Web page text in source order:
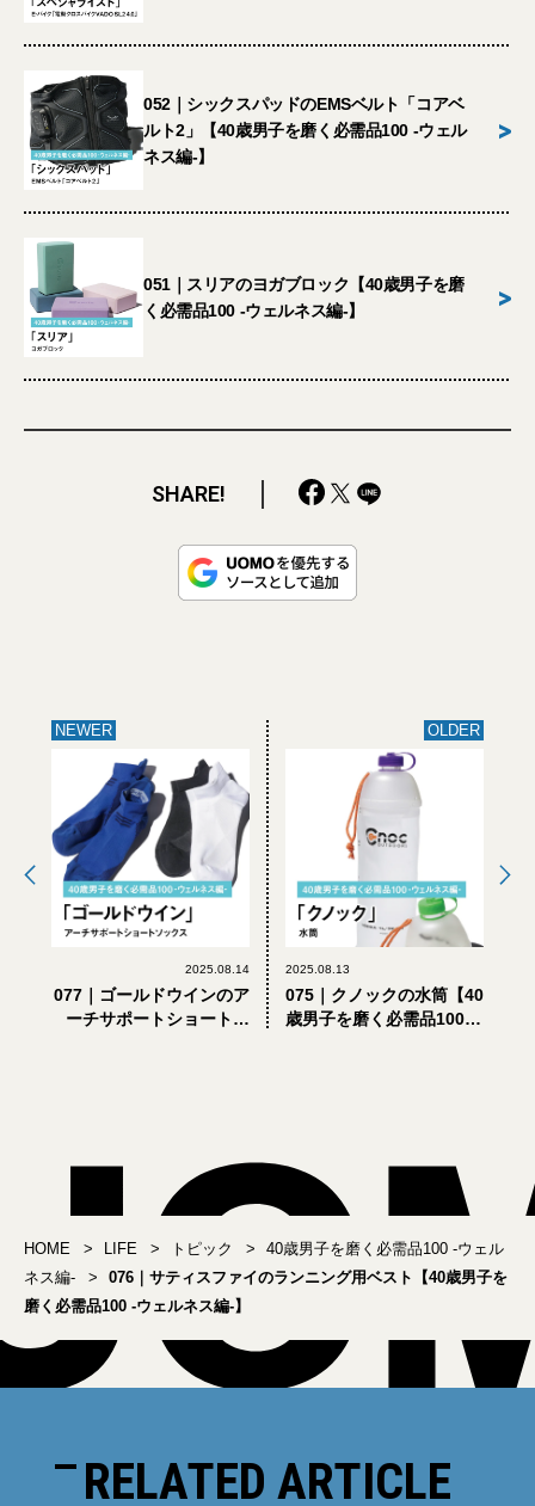
052｜シックスパッドのEMSベルト「コアベ
ルト2」【40歳男子を磨く必需品100 -ウェル
ネス編-】
>
051｜スリアのヨガブロック【40歳男子を磨
く必需品100 -ウェルネス編-】
>
SHARE!
NEWER
2025.08.14
077｜ゴールドウインのア
ーチサポートショートソ
OLDER
2025.08.13
075｜クノックの水筒【40
歳男子を磨く必需品100 -
HOME LIFE トピック
40歳男子を磨く必需品100 -ウェル
ネス編-
076｜サティスファイのランニング用ベスト【40歳男子を
磨く必需品100 -ウェルネス編-】
RELATED ARTICLE